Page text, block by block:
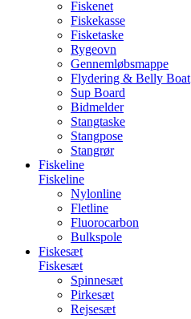
Fiskenet
Fiskekasse
Fisketaske
Rygeovn
Gennemløbsmappe
Flydering & Belly Boat
Sup Board
Bidmelder
Stangtaske
Stangpose
Stangrør
Fiskeline
Fiskeline
Nylonline
Fletline
Fluorocarbon
Bulkspole
Fiskesæt
Fiskesæt
Spinnesæt
Pirkesæt
Rejsesæt